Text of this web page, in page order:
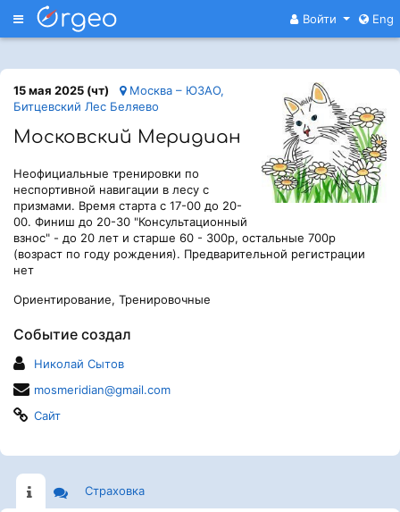
Меню Войти Eng
15 мая 2025 (чт)
Москва – ЮЗАО,
Битцевский Лес Беляево
Московский Меридиан
Неофициальные тренировки по
неспортивной навигации в лесу с
призмами. Время старта с 17-00 до 20-
00. Финиш до 20-30 "Консультационный
взнос" - до 20 лет и старше 60 - 300р, остальные 700р
(возраст по году рождения). Предварительной регистрации
нет
Ориентирование, Тренировочные
Событие создал
Николай Сытов
mosmeridian@gmail.com
Сайт
Страховка